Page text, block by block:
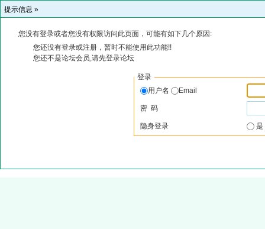
提示信息 »
您没有登录或者您没有权限访问此页面，可能有如下几个原因:
您还没有登录或注册，暂时不能使用此功能!!
您还不是论坛会员,请先登录论坛
登录
用户名
Email
密 码
隐身登录